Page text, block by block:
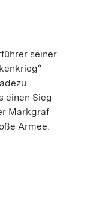
seiner
einen Sieg
Markgraf
Armee.